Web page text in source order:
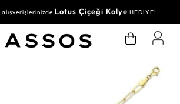
Lotus Çiçeği Kolye HEDİYE!